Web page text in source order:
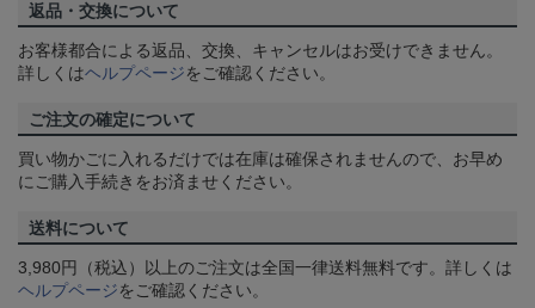
返品・交換について
お客様都合による返品、交換、キャンセルはお受けできません。
詳しくはヘルプページをご確認ください。
ご注文の確定について
買い物かごに入れるだけでは在庫は確保されませんので、お早め
にご購入手続きをお済ませください。
送料について
3,980円（税込）以上のご注文は全国一律送料無料です。詳しくは
ヘルプページをご確認ください。